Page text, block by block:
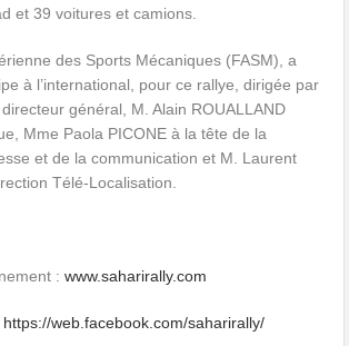
et 39 voitures et camions.
des Sports Mécaniques (FASM), a
à l’international, pour ce rallye, dirigée par
général, M. Alain ROUALLAND
Mme Paola PICONE à la tête de la
et de la communication et M. Laurent
Télé-Localisation.
:www.saharirally.com
https://web.facebook.com/saharirally/